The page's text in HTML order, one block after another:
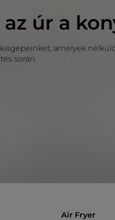
úr a
amelyek
során.
Air Fryer